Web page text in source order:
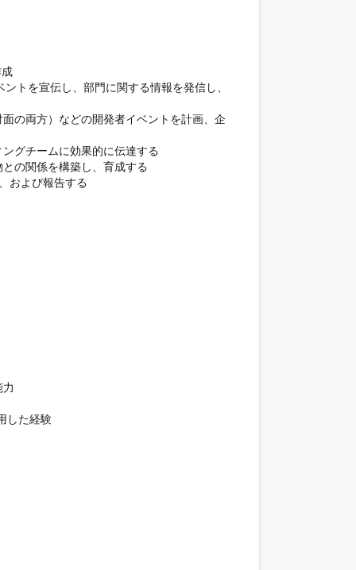
トを宣伝し、部門に関する情報を発信し、
の両方）などの開発者イベントを計画、企
グチームに効果的に伝達する
の関係を構築し、育成する
および報告する
した経験